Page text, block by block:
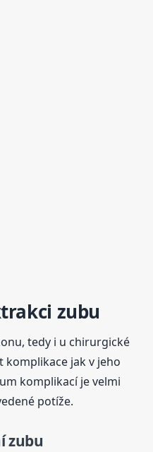
zubu
tedy i u chirurgické
komplikace jak v jeho
komplikací je velmi
potíže.
zubu